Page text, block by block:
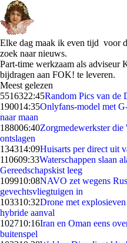
Elke dag maak ik even tijd voor
zoek naar nieuws.
Part-time werkzaam als
bijdragen aan FOK! te leveren.
Meest gelezen
5516322:45Random Pics van de
190014:35Onlyfans-model met
naar maan
188006:40Zorgmedewerkster die
ontslagen
134314:09Huisarts per direct uit
110609:33Waterschappen slaan
Gereedschapskist leeg
109910:08NAVO zet wegens
gevechtsvliegtuigen in
103310:32Drone met
hybride aanval
102710:16Iran en Oman eens
buitenspel